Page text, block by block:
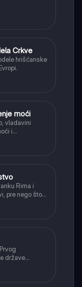
Crkve
hrišćanske
moći
vladavini
i
Rima i
pre nego što
države
carstva.